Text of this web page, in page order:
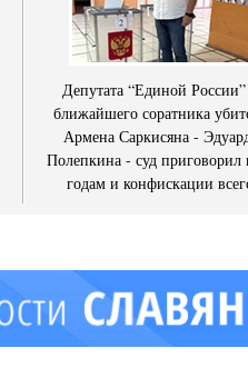
Депутата “Единой
ближайшего соратника
Армена Саркисяна -
Полепкина - суд приговорил
годам и конфискации